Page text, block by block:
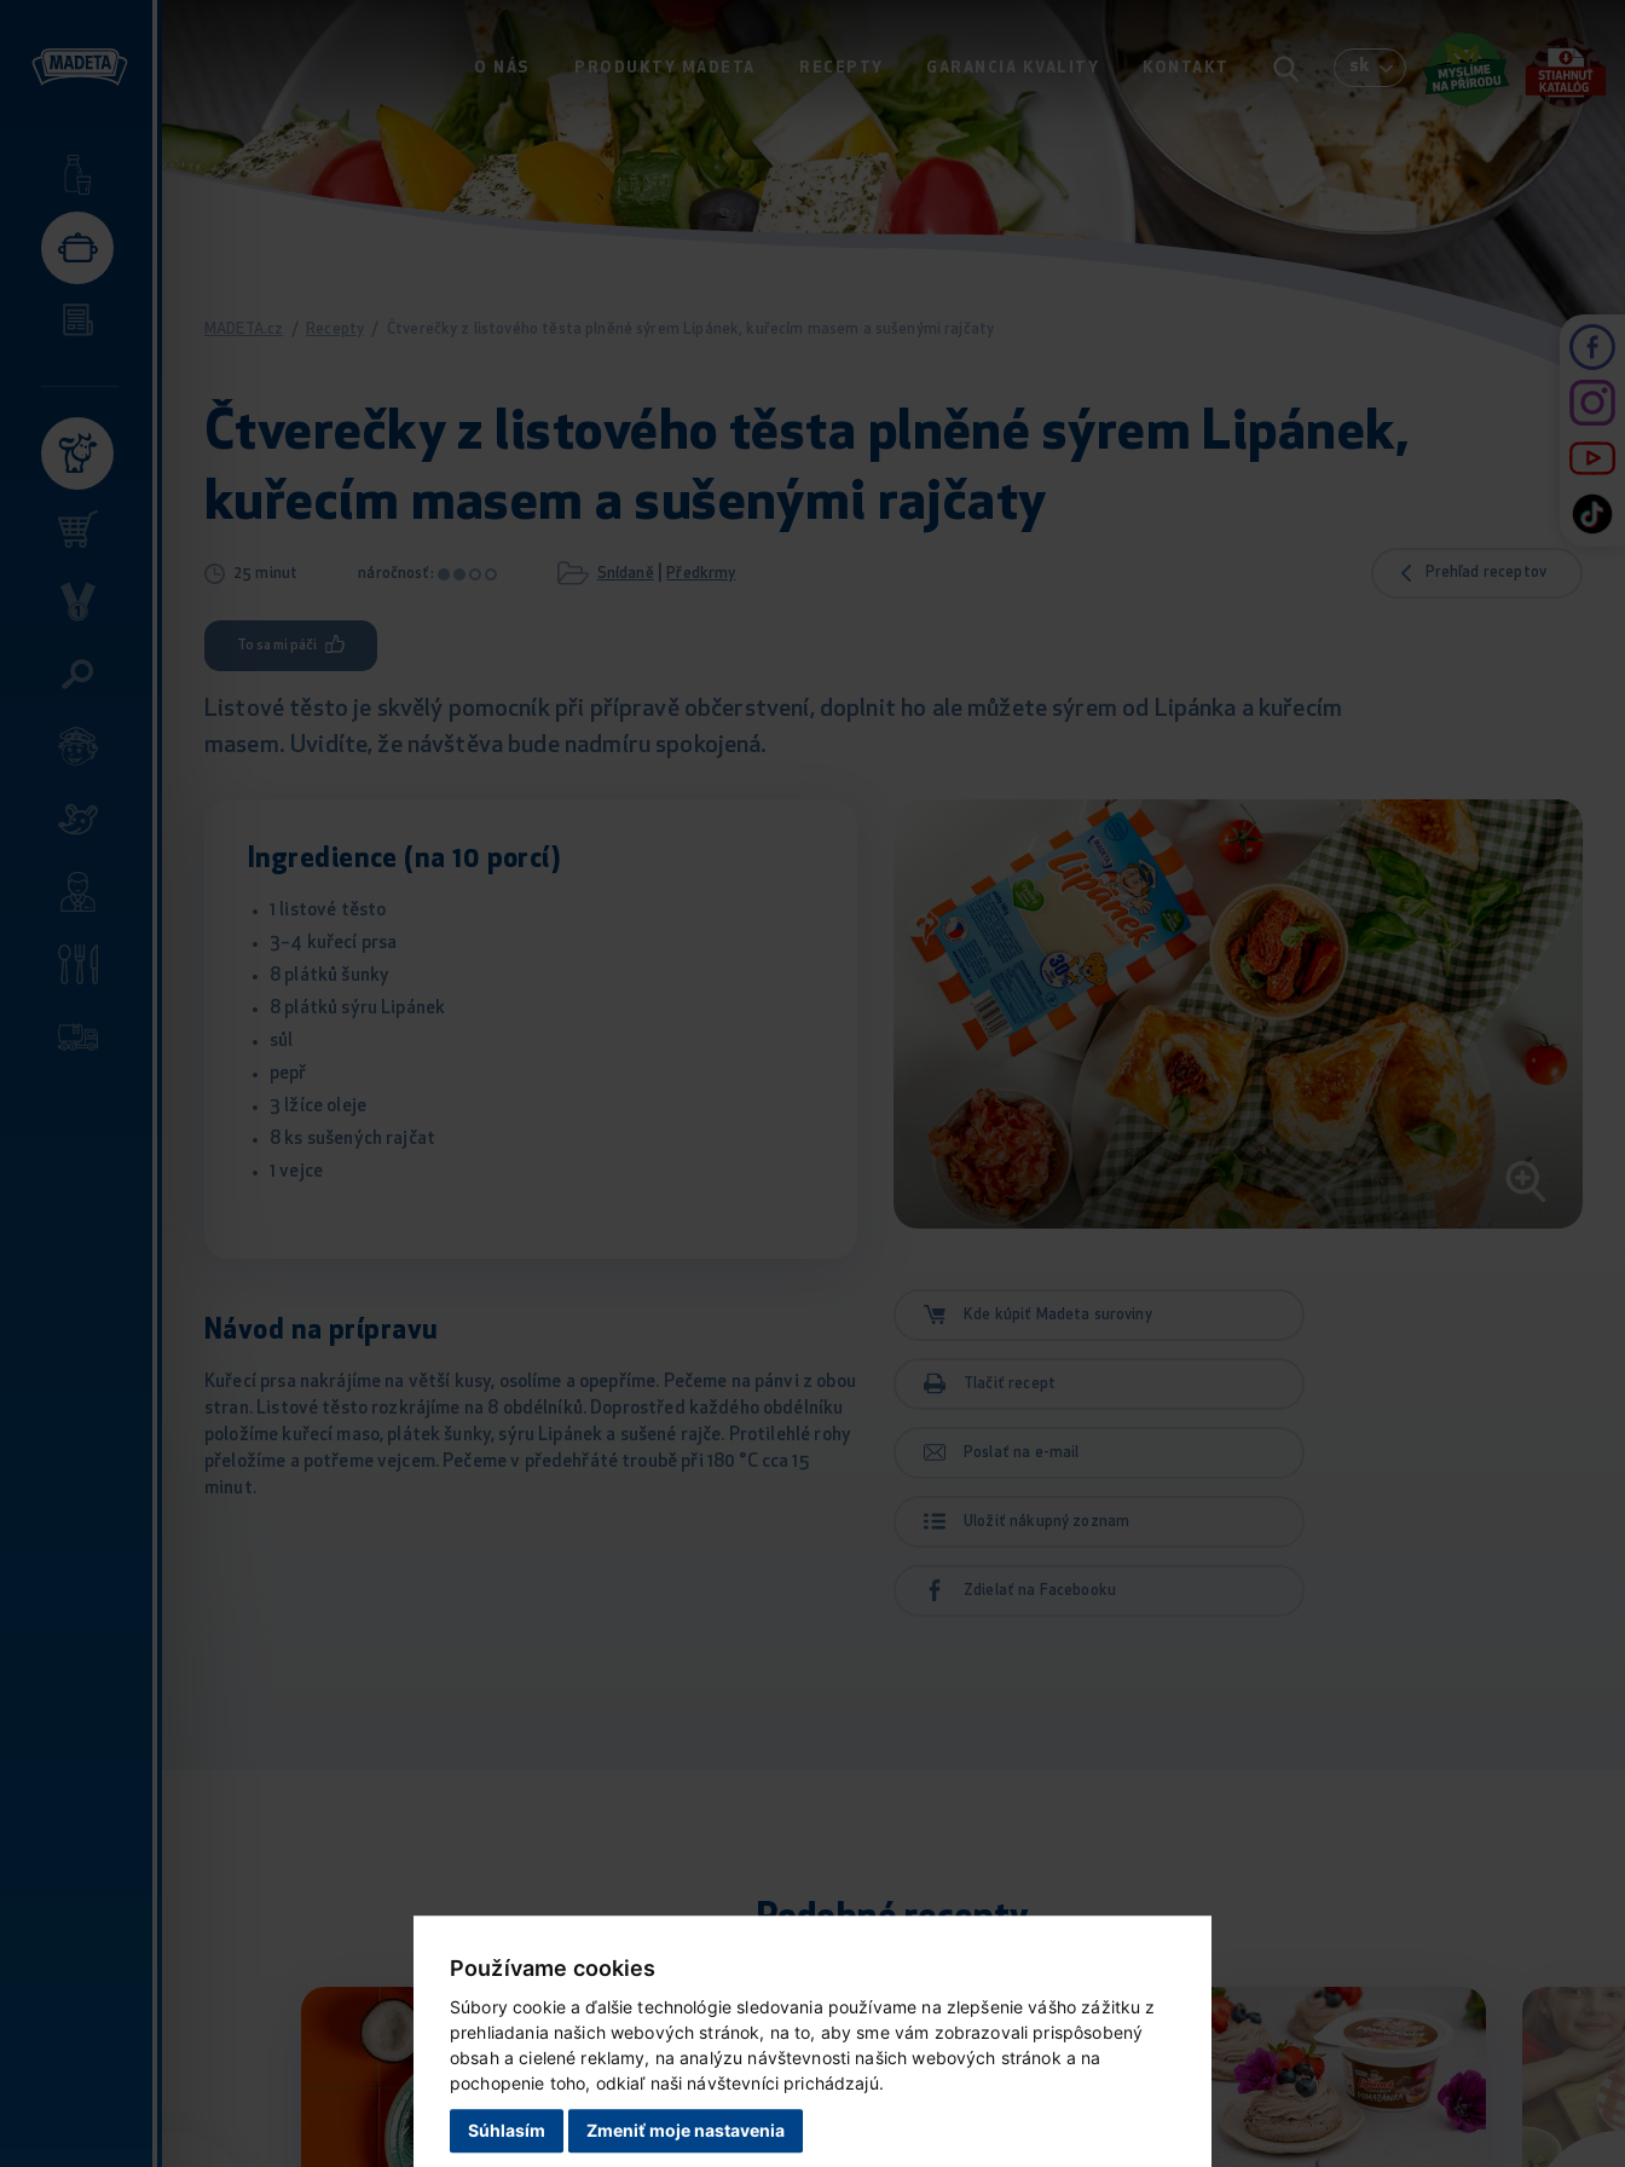
Používame cookies
Súbory cookie a ďalšie technológie sledovania používame na zlepšenie vášho zážitku z
prehliadania našich webových stránok, na to, aby sme vám zobrazovali prispôsobený
obsah a cielené reklamy, na analýzu návštevnosti našich webových stránok a na
pochopenie toho, odkiaľ naši návštevníci prichádzajú.
Súhlasím Zmeniť moje nastavenia
O NÁS PRODUKTY MADETA RECEPTY GARANCIA KVALITY KONTAKT sk
MADETA.cz / Recepty / Čtverečky z listového těsta plněné sýrem Lipánek, kuřecím masem a sušenými rajčaty
Čtverečky z listového těsta plněné sýrem Lipánek,
kuřecím masem a sušenými rajčaty
25 minut náročnosť: Snídaně Předkrmy Prehľad receptov
To sa mi páči
Listové těsto je skvělý pomocník při přípravě občerstvení, doplnit ho ale můžete sýrem od Lipánka a kuřecím
masem. Uvidíte, že návštěva bude nadmíru spokojená.
Ingredience (na 10 porcí)
1 listové těsto
3–4 kuřecí prsa
8 plátků šunky
8 plátků sýru Lipánek
sůl
pepř
3 lžíce oleje
8 ks sušených rajčat
1 vejce
Návod na prípravu
Kuřecí prsa nakrájíme na větší kusy, osolíme a opepříme. Pečeme na pánvi z obou
stran. Listové těsto rozkrájíme na 8 obdélníků. Doprostřed každého obdélníku
položíme kuřecí maso, plátek šunky, sýru Lipánek a sušené rajče. Protilehlé rohy
přeložíme a potřeme vejcem. Pečeme v předehřáté troubě při 180 °C cca 15
minut.
Kde kúpiť Madeta suroviny
Tlačiť recept
Poslať na e-mail
Uložiť nákupný zoznam
Zdielať na Facebooku
Podobné recepty